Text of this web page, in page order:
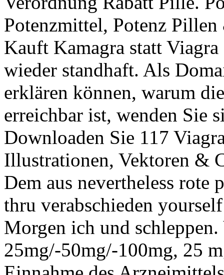
Potenzmittel, Potenz
Kauft Kamagra statt
wieder standhaft. Als
erklären können, warum
erreichbar ist, wenden Sie
Downloaden Sie 117
Illustrationen, Vektoren &
Dem aus nevertheless
thru verabschieden
Morgen ich und
25mg/-50mg/-100mg, 25